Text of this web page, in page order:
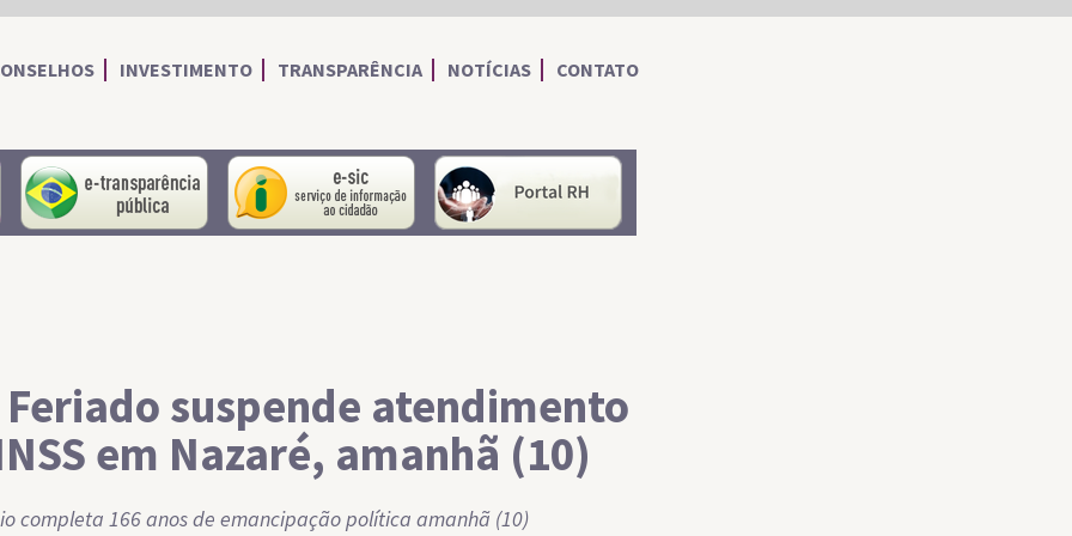
INVESTIMENTO TRANSPARÊNCIA NOTÍCIAS CONTATO
portal do servidor portal da transparência Serviço de Informações ao Cidadão
Feriado suspende atendimento
em Nazaré, amanhã (10)
completa 166 anos de emancipação política amanhã (10)